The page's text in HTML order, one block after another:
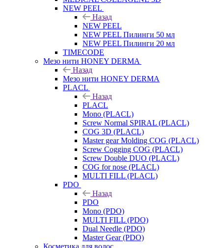
NEW PEEL
Назад
NEW PEEL
NEW PEEL Пилинги 50 мл
NEW PEEL Пилинги 20 мл
TIMECODE
Мезо нити HONEY DERMA
Назад
Мезо нити HONEY DERMA
PLACL
Назад
PLACL
Mono (PLACL)
Screw Normal SPIRAL (PLACL)
COG 3D (PLACL)
Master gear Molding COG (PLACL)
Screw Cogging COG (PLACL)
Screw Double DUO (PLACL)
COG for nose (PLACL)
MULTI FILL (PLACL)
PDO
Назад
PDO
Mono (PDO)
MULTI FILL (PDO)
Dual Needle (PDO)
Master Gear (PDO)
Косметика для волос